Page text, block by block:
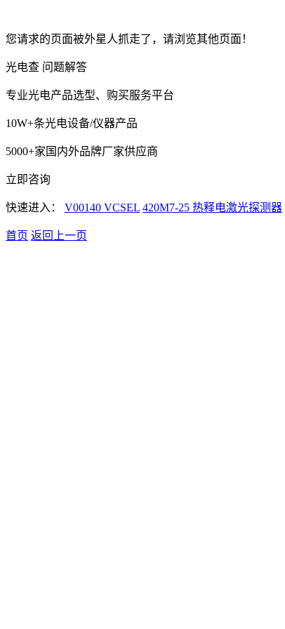
您请求的页面被外星人抓走了，请浏览其他页面！
光电查 问题解答
专业光电产品选型、购买服务平台
10W+条光电设备/仪器产品
5000+家国内外品牌厂家供应商
立即咨询
快速进入： V00140 VCSEL 420M7-25 热释电激光探测器
首页 返回上一页